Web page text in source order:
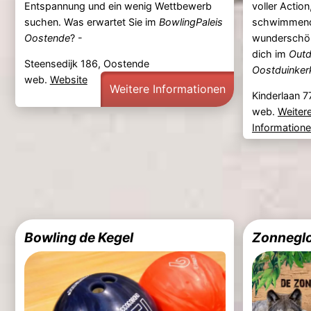
Entspannung und ein wenig Wettbewerb
suchen. Was erwartet Sie im BowlingPaleis
Oostende? -
Steensedijk 186, Oostende
web. Website
Weitere Informationen
voller
dich im
Kinderlaan
web.
Bowling de Kegel